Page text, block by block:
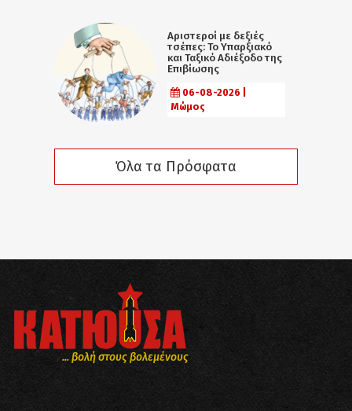
Αριστεροί με δεξιές
τσέπες: Το Υπαρξιακό
και Ταξικό Αδιέξοδο της
Επιβίωσης
06-08-2026 |
Μώμος
Όλα τα Πρόσφατα
... βολή στους βολεμένους